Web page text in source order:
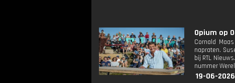
Opium op
Cornald
napraten.
bij RTL
nummer
19-06-